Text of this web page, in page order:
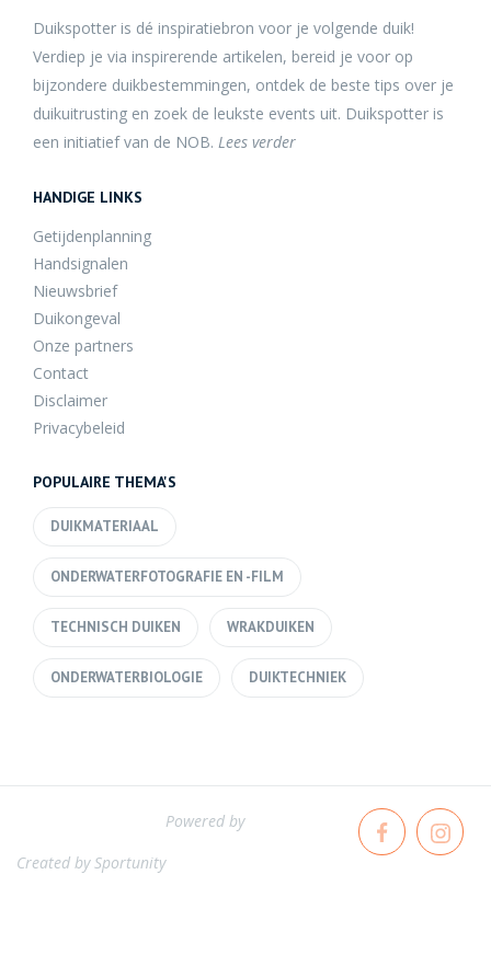
Duikspotter is dé inspiratiebron voor je volgende duik!
Verdiep je via inspirerende artikelen, bereid je voor op
bijzondere duikbestemmingen, ontdek de beste tips over je
duikuitrusting en zoek de leukste events uit. Duikspotter is
een initiatief van de NOB. Lees verder
HANDIGE LINKS
Getijdenplanning
Handsignalen
Nieuwsbrief
Duikongeval
Onze partners
Contact
Disclaimer
Privacybeleid
POPULAIRE THEMA'S
DUIKMATERIAAL
ONDERWATERFOTOGRAFIE EN -FILM
TECHNISCH DUIKEN WRAKDUIKEN
ONDERWATERBIOLOGIE DUIKTECHNIEK
Powered by
Created bySportunity